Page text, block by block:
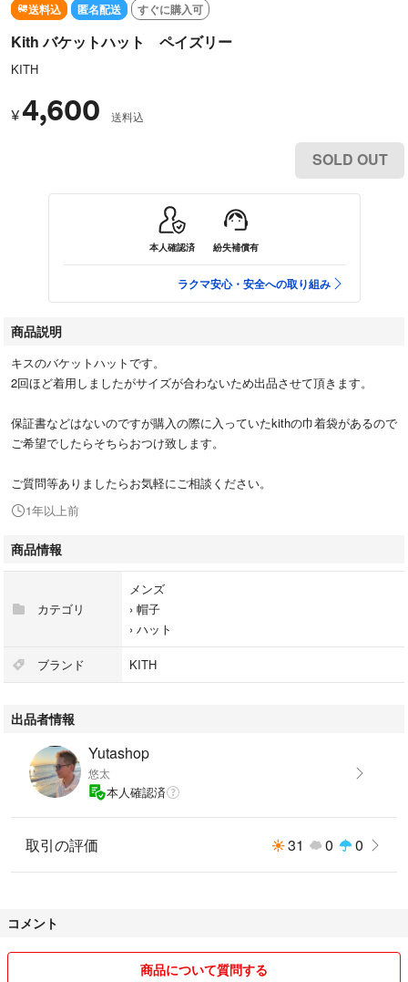
送料込 匿名配送 すぐに購入可
Kith バケットハット ペイズリー
KITH
¥4,600 送料込
SOLD OUT
本人確認済 紛失補償有
ラクマ安心・安全への取り組み
商品説明
キスのバケットハットです。
2回ほど着用しましたがサイズが合わないため出品させて頂きます。
保証書などはないのですが購入の際に入っていたkithの巾着袋があるので
ご希望でしたらそちらおつけ致します。
ご質問等ありましたらお気軽にご相談ください。
1年以上前
商品情報
カテゴリ
メンズ
› 帽子
› ハット
ブランド KITH
出品者情報
Yutashop
悠太
本人確認済
取引の評価 31 0 0
コメント
商品について質問する